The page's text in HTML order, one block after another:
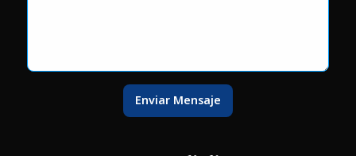
Enviar Mensaje